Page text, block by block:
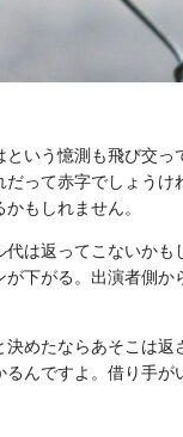
いう憶測も飛び交っ
って赤字でしょうけ
もしれません。
は返ってこないかも
下がる。出演者側か
めたならあそこは返
んですよ。借り手が